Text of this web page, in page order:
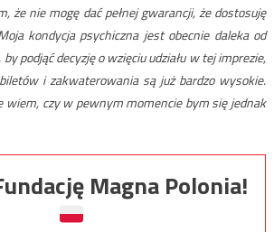
że nie mogę dać pełnej gwarancji, że dostosuję
kondycja psychiczna jest obecnie daleka od
by podjąć decyzję o wzięciu udziału w tej imprezie,
i zakwaterowania są już bardzo wysokie.
wiem, czy w pewnym momencie bym się jednak
Magna Polonia!